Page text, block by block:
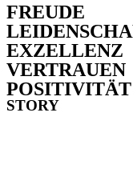
FREUDE
EXZELLENZ
VERTRAUEN
POSITIVITÄT
STORY